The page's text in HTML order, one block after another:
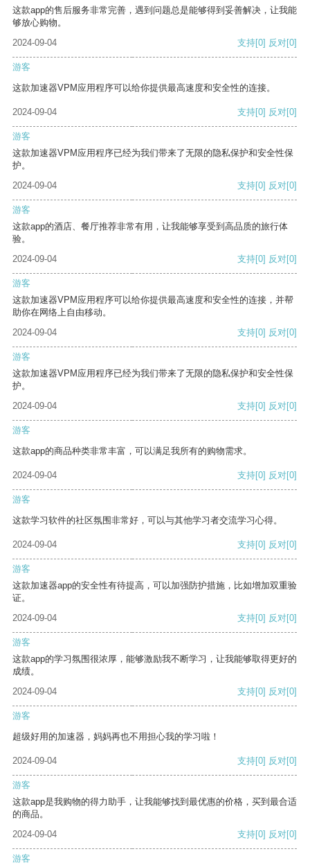
这款app的售后服务非常完善，遇到问题总是能够得到妥善解决，让我能
够放心购物。
2024-09-04
支持[0] 反对[0]
游客
这款加速器VPM应用程序可以给你提供最高速度和安全性的连接。
2024-09-04 支持[0] 反对[0]
游客
这款加速器VPM应用程序已经为我们带来了无限的隐私保护和安全性保
护。
2024-09-04
支持[0] 反对[0]
游客
这款app的酒店、餐厅推荐非常有用，让我能够享受到高品质的旅行体
验。
2024-09-04
支持[0] 反对[0]
游客
这款加速器VPM应用程序可以给你提供最高速度和安全性的连接，并帮
助你在网络上自由移动。
2024-09-04
支持[0] 反对[0]
游客
这款加速器VPM应用程序已经为我们带来了无限的隐私保护和安全性保
护。
2024-09-04
支持[0] 反对[0]
游客
这款app的商品种类非常丰富，可以满足我所有的购物需求。
2024-09-04 支持[0] 反对[0]
游客
这款学习软件的社区氛围非常好，可以与其他学习者交流学习心得。
2024-09-04 支持[0] 反对[0]
游客
这款加速器app的安全性有待提高，可以加强防护措施，比如增加双重验
证。
2024-09-04
支持[0] 反对[0]
游客
这款app的学习氛围很浓厚，能够激励我不断学习，让我能够取得更好的
成绩。
2024-09-04
支持[0] 反对[0]
游客
超级好用的加速器，妈妈再也不用担心我的学习啦！
2024-09-04 支持[0] 反对[0]
游客
这款app是我购物的得力助手，让我能够找到最优惠的价格，买到最合适
的商品。
2024-09-04
支持[0] 反对[0]
游客